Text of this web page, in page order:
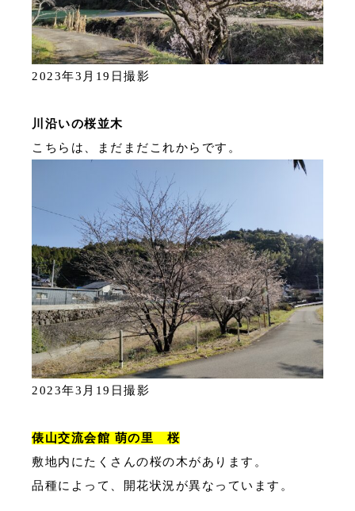
2023年3月19日撮影
川沿いの桜並木
こちらは、まだまだこれからです。
2023年3月19日撮影
俵山交流会館 萌の里 桜
敷地内にたくさんの桜の木があります。
品種によって、開花状況が異なっています。